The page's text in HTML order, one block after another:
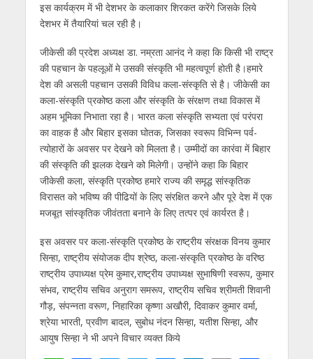
इस कार्यक्रम में भी देशभर के कलाकार शिरकत करेंगे जिसके लिये
देशभर में तैयारियां चल रही है।
जीकेसी की प्रदेश अध्यक्ष डा. नम्रता आनंद ने कहा कि किसी भी राष्ट्र
की पहचान के पहलूओं मे उसकी संस्कृति भी महत्वपूर्ण होती है।हमारे
देश की असली पहचान उसकी विविध कला-संस्कृति से है। जीकेसी का
कला-संस्कृति प्रकोष्ठ कला और संस्कृति के संरक्षण तथा विकास में
अहम भूमिका निभाता रहा है। भारत कला संस्कृति सभ्यता एवं परंपरा
का वाहक है और बिहार इसका घोतक, जिसका स्वरूप विभिन्न पर्व-
त्योहारों के अवसर पर देखने को मिलता है। उम्मीदों का कारंवा में बिहार
की संस्कृति की झलक देखने को मिलेगी। उन्होंने कहा कि बिहार
जीकेसी कला, संस्कृति प्रकोष्ठ हमारे राज्य की समृद्ध सांस्कृतिक
विरासत को भविष्य की पीढियों के लिए संरक्षित करने और पूरे देश में एक
मजबूत सांस्कृतिक जीवंतता बनाने के लिए तत्पर एवं कार्यरत है।
इस अवसर पर कला-संस्कृति प्रकोष्ठ के राष्ट्रीय संरक्षक विनय कुमार
सिन्हा, राष्ट्रीय संयोजक दीप श्रेष्ठ, कला-संस्कृति प्रकोष्ठ के वरिष्ठ
राष्ट्रीय उपाध्यक्ष प्रेम कुमार,राष्ट्रीय उपाध्यक्ष सुभाषिणी स्वरूप, कुमार
संभव, राष्ट्रीय सचिव अनुराग समरूप, राष्ट्रीय सचिव श्रीमती शिवानी
गौड़, संपन्नता वरूण, निहारिका कृष्णा अखौरी, दिवाकर कुमार वर्मा,
श्रेया भारती, प्रवीण बादल, सुबोध नंदन सिन्हा, यतीश सिन्हा, और
आयुष सिन्हा ने भी अपने विचार व्यक्त किये